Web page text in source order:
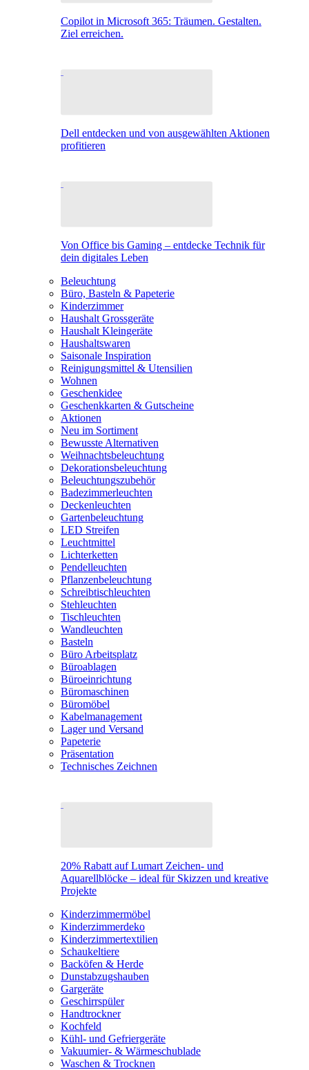
Copilot in Microsoft 365: Träumen. Gestalten.
Ziel erreichen.
Dell entdecken und von ausgewählten Aktionen
profitieren
Von Office bis Gaming – entdecke Technik für
dein digitales Leben
Beleuchtung
Büro, Basteln & Papeterie
Kinderzimmer
Haushalt Grossgeräte
Haushalt Kleingeräte
Haushaltswaren
Saisonale Inspiration
Reinigungsmittel & Utensilien
Wohnen
Geschenkidee
Geschenkkarten & Gutscheine
Aktionen
Neu im Sortiment
Bewusste Alternativen
Weihnachtsbeleuchtung
Dekorationsbeleuchtung
Beleuchtungszubehör
Badezimmerleuchten
Deckenleuchten
Gartenbeleuchtung
LED Streifen
Leuchtmittel
Lichterketten
Pendelleuchten
Pflanzenbeleuchtung
Schreibtischleuchten
Stehleuchten
Tischleuchten
Wandleuchten
Basteln
Büro Arbeitsplatz
Büroablagen
Büroeinrichtung
Büromaschinen
Büromöbel
Kabelmanagement
Lager und Versand
Papeterie
Präsentation
Technisches Zeichnen
20% Rabatt auf Lumart Zeichen- und
Aquarellblöcke – ideal für Skizzen und kreative
Projekte
Kinderzimmermöbel
Kinderzimmerdeko
Kinderzimmertextilien
Schaukeltiere
Backöfen & Herde
Dunstabzugshauben
Gargeräte
Geschirrspüler
Handtrockner
Kochfeld
Kühl- und Gefriergeräte
Vakuumier- & Wärmeschublade
Waschen & Trocknen